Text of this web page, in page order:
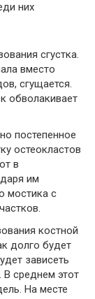
них
сгустка.
вместо
сгущается.
обволакивает
постепенное
остеокластов
в
им
мостика с
костной
долго будет
зависеть
В среднем этот
На месте